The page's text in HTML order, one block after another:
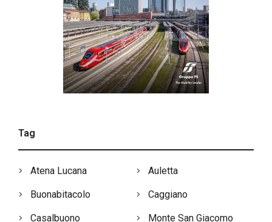
Tag
Atena Lucana Auletta
Buonabitacolo Caggiano
Casalbuono Monte San Giacomo